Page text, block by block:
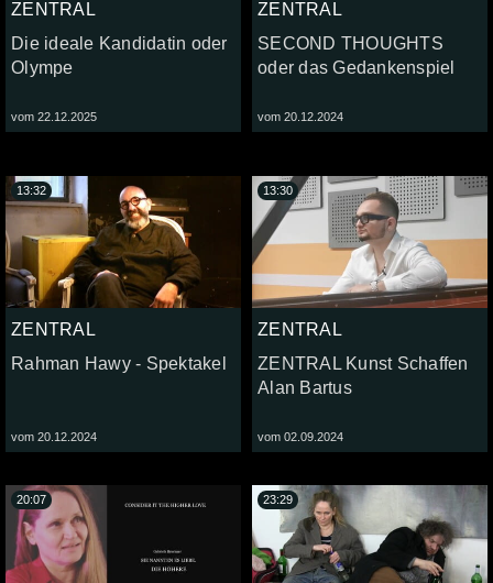
ZENTRAL
Die ideale Kandidatin oder
Olympe
vom 22.12.2025
ZENTRAL
SECOND THOUGHTS
oder das Gedankenspiel
vom 20.12.2024
ZENTRAL
Rahman Hawy - Spektakel
vom 20.12.2024
13:32
ZENTRAL
ZENTRAL Kunst Schaffen
Alan Bartus
vom 02.09.2024
13:30
20:07 23:29